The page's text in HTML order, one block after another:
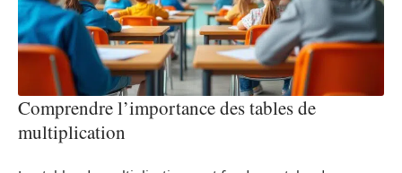
Comprendre l’importance des tables de
multiplication